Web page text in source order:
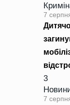
7
3
7